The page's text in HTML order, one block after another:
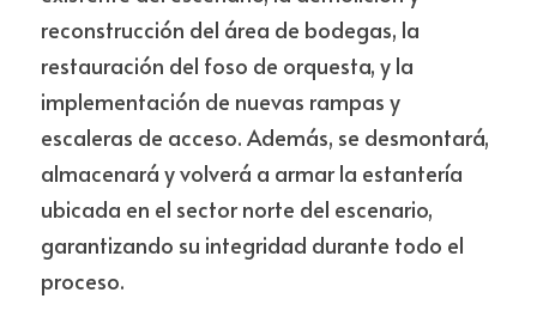
reconstrucción del área de bodegas, la
restauración del foso de orquesta, y la
implementación de nuevas rampas y
escaleras de acceso. Además, se desmontará,
almacenará y volverá a armar la estantería
ubicada en el sector norte del escenario,
garantizando su integridad durante todo el
proceso.